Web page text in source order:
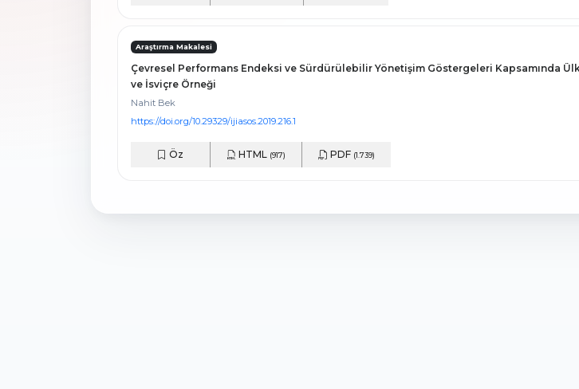
Araştırma Makalesi
Çevresel Performans Endeksi ve Sürdürülebilir Yönetişim Göstergeleri Kapsamında
ve İsviçre Örneği
Nahit Bek
https://doi.org/10.29329/ijiasos.2019.216.1
Öz HTML (917) PDF (1.739)